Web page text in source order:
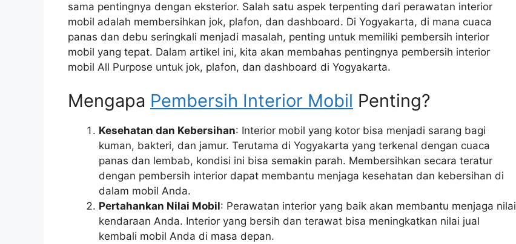
sama pentingnya dengan eksterior. Salah satu aspek terpenting dari perawatan interior
mobil adalah membersihkan jok, plafon, dan dashboard. Di Yogyakarta, di mana cuaca
panas dan debu seringkali menjadi masalah, penting untuk memiliki pembersih interior
mobil yang tepat. Dalam artikel ini, kita akan membahas pentingnya pembersih interior
mobil All Purpose untuk jok, plafon, dan dashboard di Yogyakarta.
Mengapa Pembersih Interior Mobil Penting?
Kesehatan dan Kebersihan: Interior mobil yang kotor bisa menjadi sarang bagi
kuman, bakteri, dan jamur. Terutama di Yogyakarta yang terkenal dengan cuaca
panas dan lembab, kondisi ini bisa semakin parah. Membersihkan secara teratur
dengan pembersih interior dapat membantu menjaga kesehatan dan kebersihan di
dalam mobil Anda.
Pertahankan Nilai Mobil: Perawatan interior yang baik akan membantu menjaga nilai
kendaraan Anda. Interior yang bersih dan terawat bisa meningkatkan nilai jual
kembali mobil Anda di masa depan.